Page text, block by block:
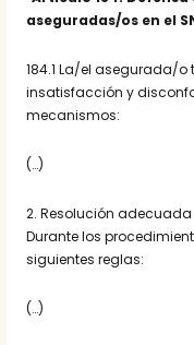
aseguradas/os en el
184.1 La/el asegurada/
insatisfacción y
mecanismos:
(…)
2. Resolución
Durante los
siguientes reglas:
(…)